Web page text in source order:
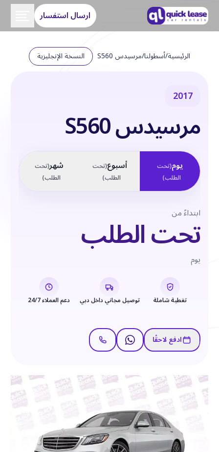
ارسال استفسار
الرئيسية/أسطولنا/مرسيدس S560 النسخة الإنجليزية
2017
مرسيدس S560
يوم(تحت
الطلب)
أسبوع(تحت
الطلب)
شهر(تحت
الطلب)
ابتداءً من
تحت الطلب
يوم
تغطية شاملة توصيل مجاني داخل دبي دعم العملاء 24/7
ادفع لاحقًا